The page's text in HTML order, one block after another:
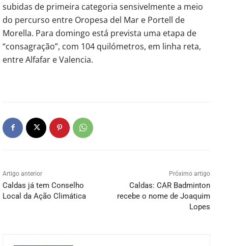
subidas de primeira categoria sensivelmente a meio
do percurso entre Oropesa del Mar e Portell de
Morella. Para domingo está prevista uma etapa de
“consagração”, com 104 quilómetros, em linha reta,
entre Alfafar e Valencia.
Artigo anterior
Caldas já tem Conselho
Local da Ação Climática
Próximo artigo
Caldas: CAR Badminton
recebe o nome de Joaquim
Lopes